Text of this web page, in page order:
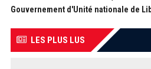
Gouvernement d'Unité nationale de
LES PLUS LUS